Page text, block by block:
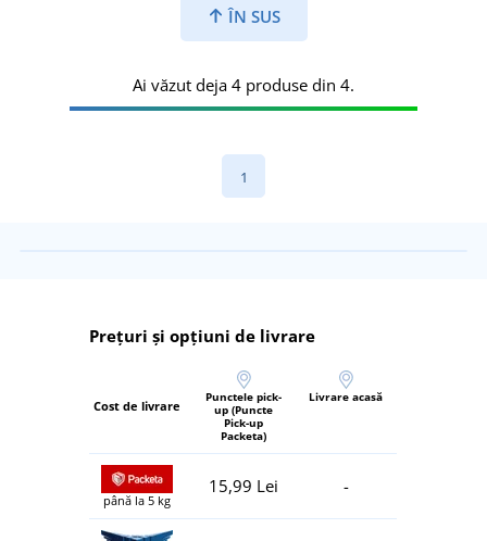
ÎN SUS
Ai văzut deja 4 produse din 4.
1
Prețuri și opțiuni de livrare
Cost de livrare
Punctele pick-
up (Puncte
Pick-up
Packeta)
Livrare acasă
până la 5 kg
15,99 Lei -